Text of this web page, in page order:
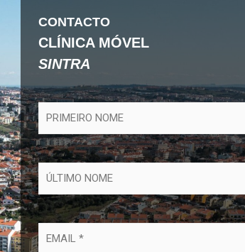
CONTACTO
CLÍNICA MÓVEL
SINTRA